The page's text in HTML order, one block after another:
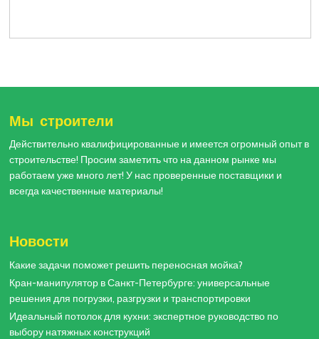
Мы строители
Действительно квалифицированные и имеется огромный опыт в
строительстве! Просим заметить что на данном рынке мы
работаем уже много лет! У нас проверенные поставщики и
всегда качественные материалы!
Новости
Какие задачи поможет решить переносная мойка?
Кран-манипулятор в Санкт-Петербурге: универсальные
решения для погрузки, разгрузки и транспортировки
Идеальный потолок для кухни: экспертное руководство по
выбору натяжных конструкций